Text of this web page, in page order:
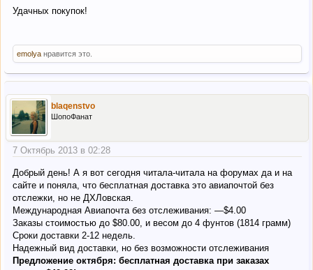
Удачных покупок!
emolya нравится это.
blaqenstvo
ШопоФанат
7 Октябрь 2013 в 02:28
Добрый день! А я вот сегодня читала-читала на форумах да и на
сайте и поняла, что бесплатная доставка это авиапочтой без
отслежки, но не ДХЛовская.
Международная Авиапочта без отслеживания: —$4.00
Заказы стоимостью до $80.00, и весом до 4 фунтов (1814 грамм)
Сроки доставки 2-12 недель.
Надежный вид доставки, но без возможности отслеживания
Предложение октября: бесплатная доставка при заказах